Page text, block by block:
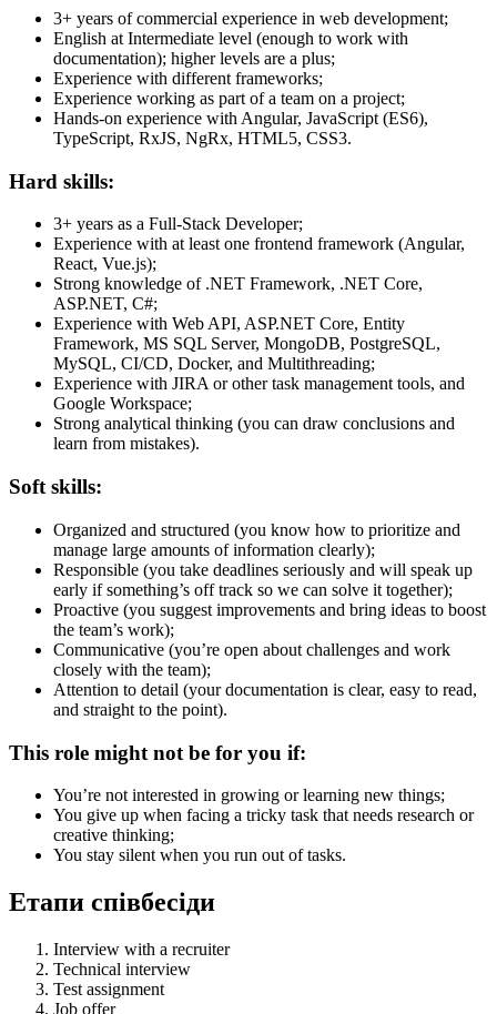
3+ years of commercial experience in web development;
English at Intermediate level (enough to work with
documentation); higher levels are a plus;
Experience with different frameworks;
Experience working as part of a team on a project;
Hands-on experience with Angular, JavaScript (ES6),
TypeScript, RxJS, NgRx, HTML5, CSS3.
Hard skills:
3+ years as a Full-Stack Developer;
Experience with at least one frontend framework (Angular,
React, Vue.js);
Strong knowledge of .NET Framework, .NET Core,
ASP.NET, C#;
Experience with Web API, ASP.NET Core, Entity
Framework, MS SQL Server, MongoDB, PostgreSQL,
MySQL, CI/CD, Docker, and Multithreading;
Experience with JIRA or other task management tools, and
Google Workspace;
Strong analytical thinking (you can draw conclusions and
learn from mistakes).
Soft skills:
Organized and structured (you know how to prioritize and
manage large amounts of information clearly);
Responsible (you take deadlines seriously and will speak up
early if something’s off track so we can solve it together);
Proactive (you suggest improvements and bring ideas to boost
the team’s work);
Communicative (you’re open about challenges and work
closely with the team);
Attention to detail (your documentation is clear, easy to read,
and straight to the point).
This role might not be for you if:
You’re not interested in growing or learning new things;
You give up when facing a tricky task that needs research or
creative thinking;
You stay silent when you run out of tasks.
Етапи співбесіди
Interview with a recruiter
Technical interview
Test assignment
Job offer